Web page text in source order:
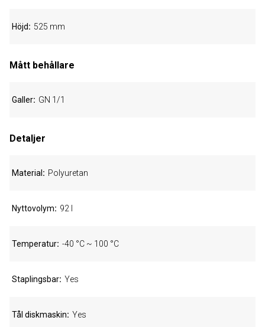
Höjd 525 mm
Mått behållare
Galler GN 1/1
Detaljer
Material Polyuretan
Nyttovolym 92 l
Temperatur -40 °C ~ 100 °C
Staplingsbar Yes
Tål diskmaskin Yes